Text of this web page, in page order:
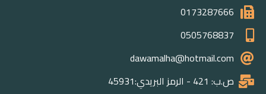
0173287666
0505768837
dawamalha@hotmail.com
ص.ب: 421 - الرمز البريدي:45931